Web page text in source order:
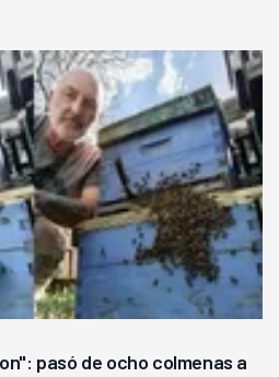
pasó de ocho colmenas a